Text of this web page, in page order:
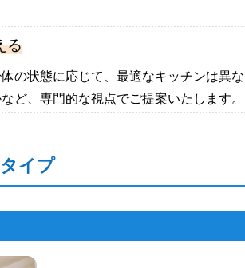
る
の状態に応じて、最適なキッチンは異
ど、専門的な視点でご提案いたします。
イプ